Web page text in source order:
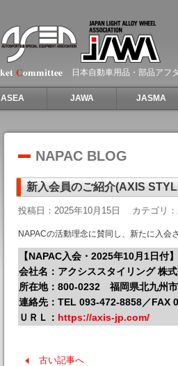
日本自動車用品・部品アフ
ASEA JAWA JASMA
NAPAC BLOG
新入会員のご紹介(AXIS
投稿日：2025年10月15日 カテゴリ：
NAPACの活動理念に賛同し、新たに入会
【NAPAC入会・2025年10月1日付】
会社名：アクシススタイリング 株
所在地：800-0232 福岡県北九州
連絡先：TEL 093-472-8858／FAX
ＵＲＬ： https://axis-jp.com/
古い記事へ